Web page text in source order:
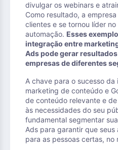
divulgar os webinars e
Como resultado, a
clientes e se tornou líder
automação. Esses
integração entre
Ads pode gerar
empresas de diferentes
A chave para o sucesso
marketing de conteúdo e
de conteúdo relevante e
às necessidades do seu
fundamental segmentar
Ads para garantir que
para as pessoas certas, no